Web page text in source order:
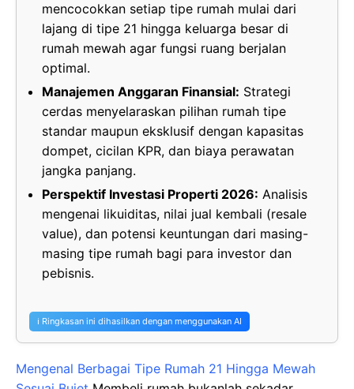
mencocokkan setiap tipe rumah mulai dari
lajang di tipe 21 hingga keluarga besar di
rumah mewah agar fungsi ruang berjalan
optimal.
Manajemen Anggaran Finansial: Strategi
cerdas menyelaraskan pilihan rumah tipe
standar maupun eksklusif dengan kapasitas
dompet, cicilan KPR, dan biaya perawatan
jangka panjang.
Perspektif Investasi Properti 2026: Analisis
mengenai likuiditas, nilai jual kembali (resale
value), dan potensi keuntungan dari masing-
masing tipe rumah bagi para investor dan
pebisnis.
ℹ️ Ringkasan ini dihasilkan dengan menggunakan AI
Mengenal Berbagai Tipe Rumah 21 Hingga Mewah